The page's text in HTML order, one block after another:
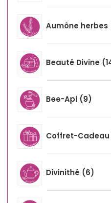
Aumône herbes
Beauté Divine
Bee-Api 9
Coffret-Cadeau
Divinithé 6